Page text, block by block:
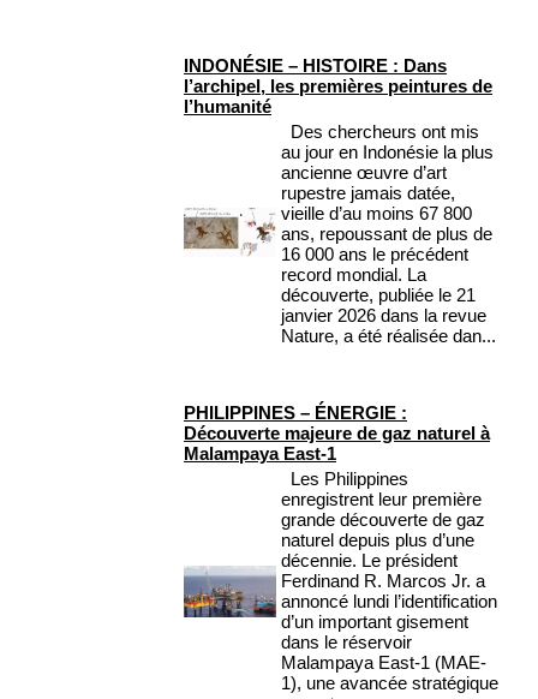
INDONÉSIE – HISTOIRE : Dans
l’archipel, les premières peintures de
l’humanité
Des chercheurs ont mis
au jour en Indonésie la plus
ancienne œuvre d’art
rupestre jamais datée,
vieille d’au moins 67 800
ans, repoussant de plus de
16 000 ans le précédent
record mondial. La
découverte, publiée le 21
janvier 2026 dans la revue
Nature, a été réalisée dan...
PHILIPPINES – ÉNERGIE :
Découverte majeure de gaz naturel à
Malampaya East-1
Les Philippines
enregistrent leur première
grande découverte de gaz
naturel depuis plus d’une
décennie. Le président
Ferdinand R. Marcos Jr. a
annoncé lundi l’identification
d’un important gisement
dans le réservoir
Malampaya East-1 (MAE-
1), une avancée stratégique